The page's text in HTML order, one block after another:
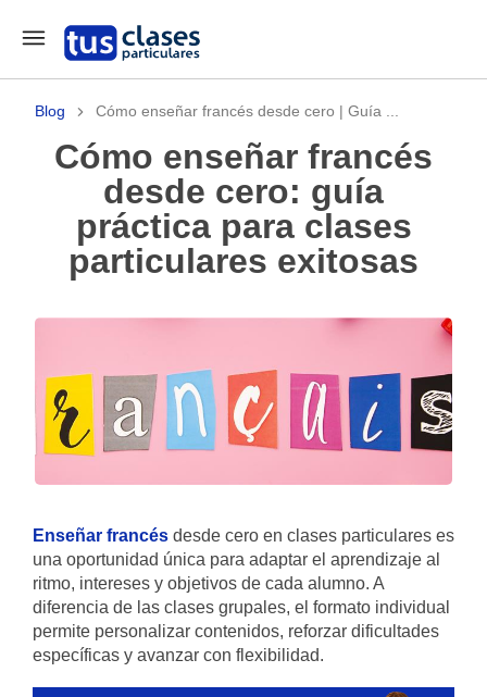
Blog Cómo enseñar francés desde cero | Guía ...
Cómo enseñar francés
desde cero: guía
práctica para clases
particulares exitosas
Enseñar francés desde cero en clases particulares es
una oportunidad única para adaptar el aprendizaje al
ritmo, intereses y objetivos de cada alumno. A
diferencia de las clases grupales, el formato individual
permite personalizar contenidos, reforzar dificultades
específicas y avanzar con flexibilidad.